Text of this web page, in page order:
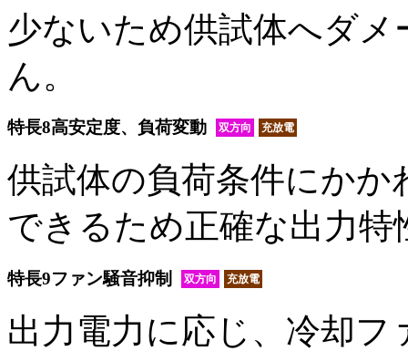
少ないため供試体へダ
ん。
特長8高安定度、負荷変動 双方向 充放電
供試体の負荷条件にか
できるため正確な出力
特長9ファン騒音抑制 双方向 充放電
出力電力に応じ、冷却